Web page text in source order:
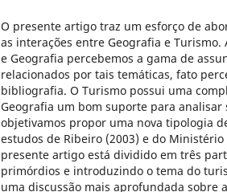
O presente artigo traz um esforço de
as interações entre Geografia e
e Geografia percebemos a gama de
relacionados por tais temáticas, fato
bibliografia. O Turismo possui uma
Geografia um bom suporte para analisar
objetivamos propor uma nova tipologia
estudos de Ribeiro (2003) e do
presente artigo está dividido em três
primórdios e introduzindo o tema do
uma discussão mais aprofundada sobre